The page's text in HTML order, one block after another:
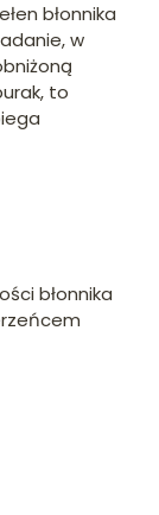
błonnika
w
to
błonnika